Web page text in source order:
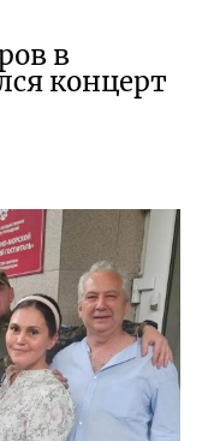
в
концерт